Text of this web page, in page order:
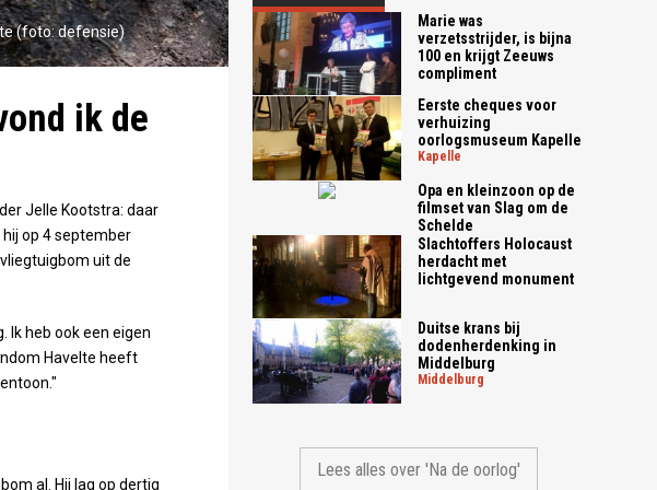
(foto: defensie)
ik de
Jelle Kootstra: daar
op 4 september
uit de
Ik heb ook een eigen
Havelte heeft
al. Hij lag op dertig
Marie was
verzetsstrijder, is bijna
100 en krijgt Zeeuws
compliment
Eerste cheques voor
verhuizing
oorlogsmuseum Kapelle
kapelle
Opa en kleinzoon op de
filmset van Slag om de
Schelde
Slachtoffers Holocaust
herdacht met
lichtgevend monument
Duitse krans bij
dodenherdenking in
Middelburg
middelburg
Lees alles over 'Na de oorlog'